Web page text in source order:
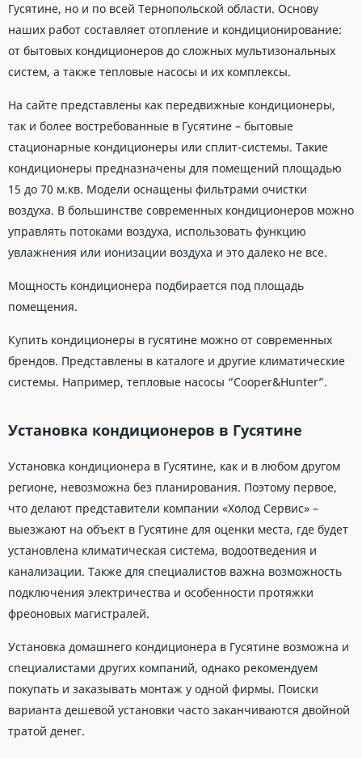
Гусятине, но и по всей Тернопольской области. Основу
наших работ составляет отопление и кондиционирование:
от бытовых кондиционеров до сложных мультизональных
систем, а также тепловые насосы и их комплексы.
На сайте представлены как передвижные кондиционеры,
так и более востребованные в Гусятине – бытовые
стационарные кондиционеры или сплит-системы. Такие
кондиционеры предназначены для помещений площадью
15 до 70 м.кв. Модели оснащены фильтрами очистки
воздуха. В большинстве современных кондиционеров можно
управлять потоками воздуха, использовать функцию
увлажнения или ионизации воздуха и это далеко не все.
Мощность кондиционера подбирается под площадь
помещения.
Купить кондиционеры в гусятине можно от современных
брендов. Представлены в каталоге и другие климатические
системы. Например, тепловые насосы “Cooper&Hunter”.
Установка кондиционеров в Гусятине
Установка кондиционера в Гусятине, как и в любом другом
регионе, невозможна без планирования. Поэтому первое,
что делают представители компании «Холод Сервис» –
выезжают на объект в Гусятине для оценки места, где будет
установлена климатическая система, водоотведения и
канализации. Также для специалистов важна возможность
подключения электричества и особенности протяжки
фреоновых магистралей.
Установка домашнего кондиционера в Гусятине возможна и
специалистами других компаний, однако рекомендуем
покупать и заказывать монтаж у одной фирмы. Поиски
варианта дешевой установки часто заканчиваются двойной
тратой денег.